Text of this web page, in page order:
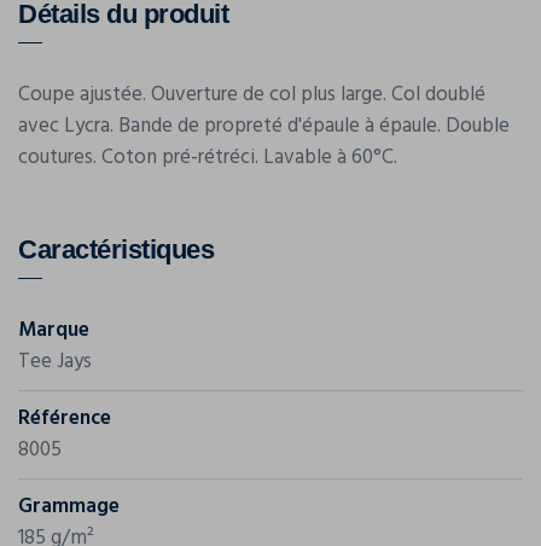
Détails du produit
Coupe ajustée. Ouverture de col plus large. Col doublé
avec Lycra. Bande de propreté d'épaule à épaule. Double
coutures. Coton pré-rétréci. Lavable à 60°C.
Caractéristiques
Marque
Tee Jays
Référence
8005
Grammage
185 g/m²